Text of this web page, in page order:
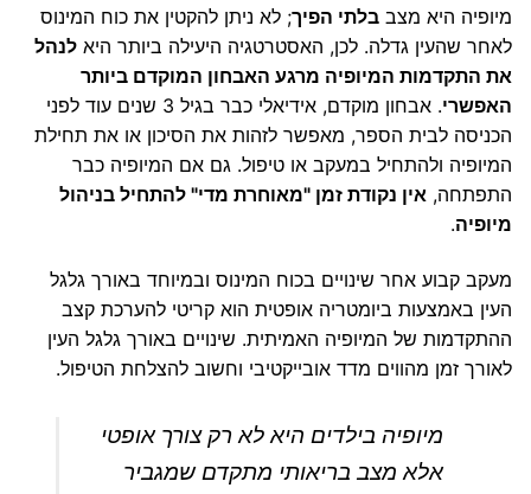
מיופיה היא מצב בלתי הפיך; לא ניתן להקטין את כוח המינוס
לאחר שהעין גדלה. לכן, האסטרטגיה היעילה ביותר היא לנהל
את התקדמות המיופיה מרגע האבחון המוקדם ביותר
האפשרי
. אבחון מוקדם, אידיאלי כבר בגיל 3 שנים עוד לפני
הכניסה לבית הספר, מאפשר לזהות את הסיכון או את תחילת
המיופיה ולהתחיל במעקב או טיפול. גם אם המיופיה כבר
התפתחה, אין נקודת זמן "מאוחרת מדי" להתחיל בניהול
מיופיה.
מעקב קבוע אחר שינויים בכוח המינוס ובמיוחד באורך גלגל
העין באמצעות ביומטריה אופטית הוא קריטי להערכת קצב
ההתקדמות של המיופיה האמיתית. שינויים באורך גלגל העין
לאורך זמן מהווים מדד אובייקטיבי וחשוב להצלחת הטיפול.
מיופיה בילדים היא לא רק צורך אופטי
אלא מצב בריאותי מתקדם שמגביר